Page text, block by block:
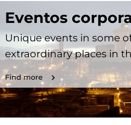
Eventos
Unique events in some
extraordinary places in
Find more